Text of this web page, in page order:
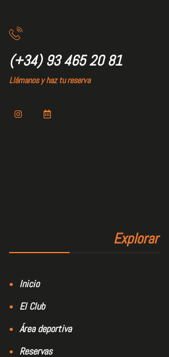
(+34) 93 465 20 81
Llámanos y haz tu reserva
Explorar
Inicio
El Club
Área deportiva
Reservas